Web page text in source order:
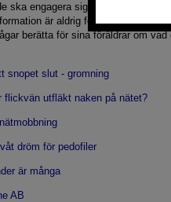
ska engagera sig mer i barnens
är aldrig fel, speciellt om
berätta för sina föräldrar om
snopet slut - gromning
flickvän utfläkt naken på nätet?
dröm för pedofiler
är många
AB